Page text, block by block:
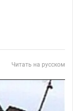
Читать на русском